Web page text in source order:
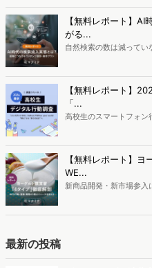
データを活用し、Web
消費者分析が可能です
や活用方法を解説します
【無料レポート】
がる...
自然検索の数は減ってい
がページには流入しな
か、また、要因を理解
制作するにはどうする
疑問をお抱えのSEO・
容となっています。※本
【無料レポート】
「...
高校生のスマートフォン
最新の若年層（高校生
ち、スマートフォンを
により高校生のデジタル
す。※資料は記事内の入
【無料レポート】
WE...
新商品開発・新市場参入
調査を実施しても、購
最新の投稿